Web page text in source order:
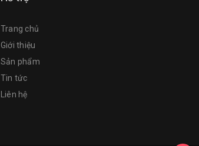
Trang chủ
Giới thiệu
Sản phẩm
Tin tức
Liên hệ